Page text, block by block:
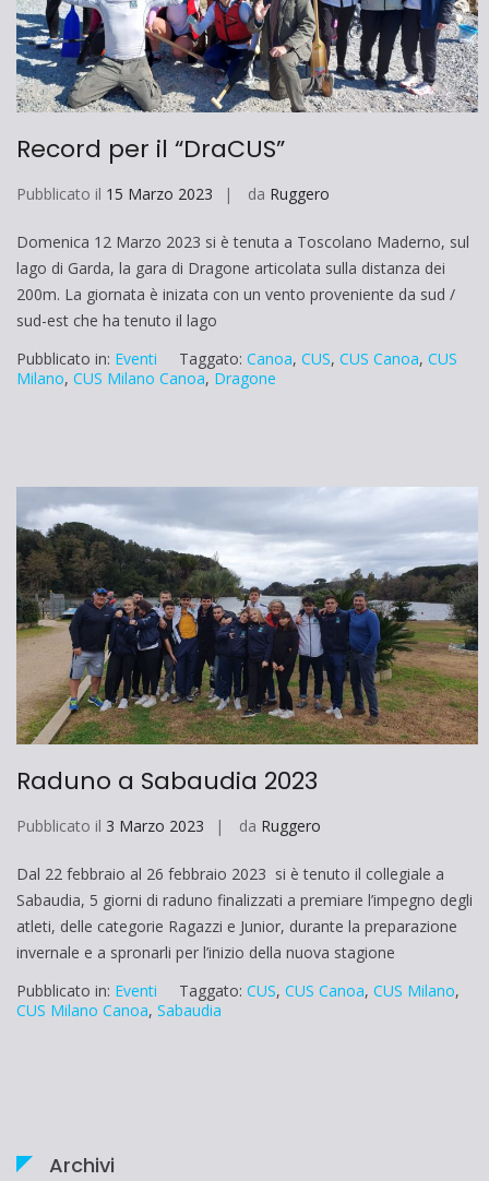
Record per il “DraCUS”
Pubblicato il 15 Marzo 2023 da Ruggero
Domenica 12 Marzo 2023 si è tenuta a Toscolano Maderno, sul
lago di Garda, la gara di Dragone articolata sulla distanza dei
200m. La giornata è inizata con un vento proveniente da sud /
sud-est che ha tenuto il lago
Pubblicato in: Eventi Taggato: Canoa, CUS, CUS Canoa, CUS
Milano, CUS Milano Canoa, Dragone
Raduno a Sabaudia 2023
Pubblicato il 3 Marzo 2023 da Ruggero
Dal 22 febbraio al 26 febbraio 2023 si è tenuto il collegiale a
Sabaudia, 5 giorni di raduno finalizzati a premiare l’impegno degli
atleti, delle categorie Ragazzi e Junior, durante la preparazione
invernale e a spronarli per l’inizio della nuova stagione
Pubblicato in: Eventi Taggato: CUS, CUS Canoa, CUS Milano,
CUS Milano Canoa, Sabaudia
Archivi